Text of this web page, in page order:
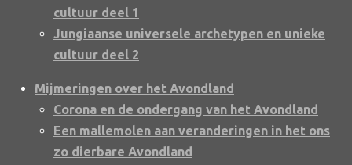
cultuur deel 1
Jungiaanse universele archetypen en unieke
cultuur deel 2
Mijmeringen over het Avondland
Corona en de ondergang van het Avondland
Een mallemolen aan veranderingen in het ons
zo dierbare Avondland